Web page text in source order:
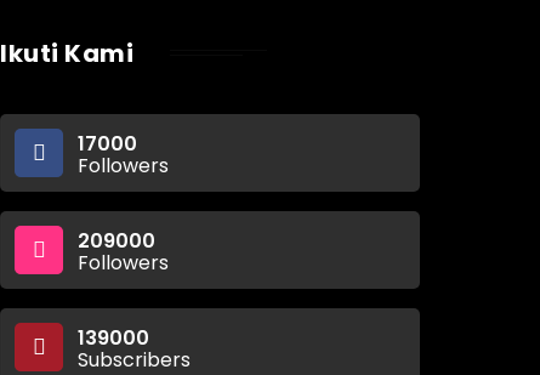
Ikuti Kami
17000
Followers
209000
Followers
139000
Subscribers